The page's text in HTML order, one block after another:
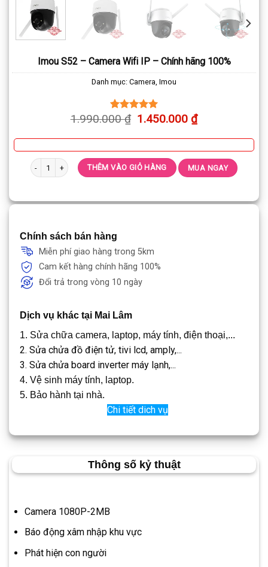
Imou S52 – Camera Wifi IP – Chính hãng 100%
Danh mục: Camera, Imou
5.00trên 5
dựa trên
1
đánh giá
1.990.000₫ 1.450.000₫
Imou S52 - Camera Wifi IP - Chính hãng 100% số lượng
THÊM VÀO GIỎ HÀNG MUA NGAY
Chính sách bán hàng
Miễn phí giao hàng trong 5km
Cam kết hàng chính hãng 100%
Đổi trả trong vòng 10 ngày
Dịch vụ khác tại Mai Lâm
1. Sửa chữa camera, laptop, máy tính, điện thoại,...
2. Sửa chửa đồ điện tử, tivi lcd, amply,...
3. Sửa chửa board inverter máy lạnh,...
4. Vệ sinh máy tính, laptop.
5. Bảo hành tại nhà.
Chi tiết dich vụ
Thông số kỷ thuật
Camera 1080P-2MB
Báo động xâm nhập khu vực
Phát hiện con người